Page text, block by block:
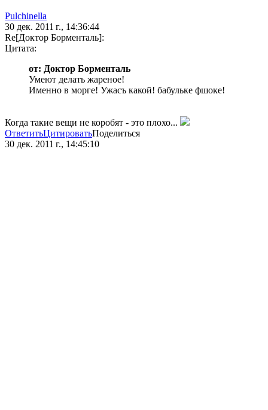
Pulchinella
30 дек. 2011 г., 14:36:44
Re[Доктор Борменталь]:
Цитата:
от: Доктор Борменталь
Умеют делать жареное!
Именно в морге! Ужасъ какой! бабульке фшоке!
Когда такие вещи не коробят - это плохо...
ОтветитьЦитироватьПоделиться
30 дек. 2011 г., 14:45:10